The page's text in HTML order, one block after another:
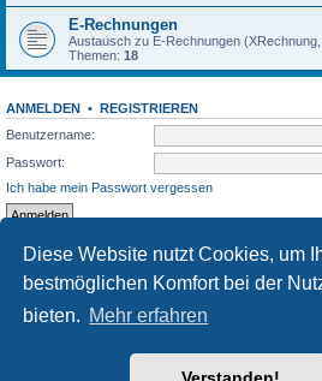
Diese Website nutzt Cookies, um
bestmöglichen Komfort bei der
bieten. Mehr erfahren
E-Rechnungen
Austausch zu E-Rechnungen
Themen: 18
ANMELDEN • REGISTRIEREN
Benutzername:
Passwort:
Ich habe mein Passwort vergessen
STATISTIK
Beiträge insgesamt1560 • Themen insgesamt433 •
neuestes Mitglied:
Powered byphpBB® Forum